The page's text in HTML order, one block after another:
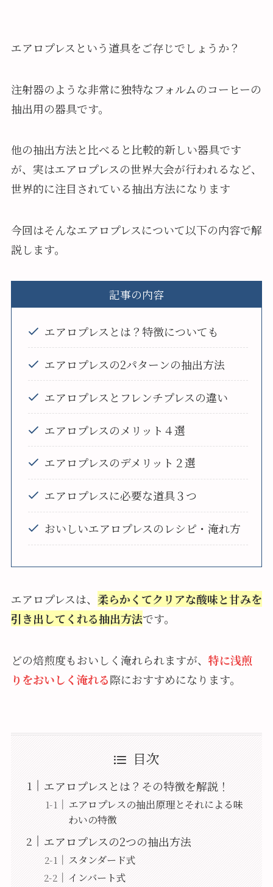
エアロプレスという道具をご存じでしょうか？
注射器のような非常に独特なフォルムのコーヒーの
抽出用の器具です。
他の抽出方法と比べると比較的新しい器具です
が、実はエアロプレスの世界大会が行われるなど、
世界的に注目されている抽出方法になります
今回はそんなエアロプレスについて以下の内容で解
説します。
記事の内容
エアロプレスとは？特徴についても
エアロプレスの2パターンの抽出方法
エアロプレスとフレンチプレスの違い
エアロプレスのメリット４選
エアロプレスのデメリット２選
エアロプレスに必要な道具３つ
おいしいエアロプレスのレシピ・淹れ方
エアロプレスは、 柔らかくてクリアな酸味と甘みを
引き出してくれる抽出方法です。
どの焙煎度もおいしく淹れられますが、 特に浅煎
りをおいしく淹れる際におすすめになります。
目次
エアロプレスとは？その特徴を解説！
エアロプレスの抽出原理とそれによる味
わいの特徴
エアロプレスの2つの抽出方法
スタンダード式
インバート式